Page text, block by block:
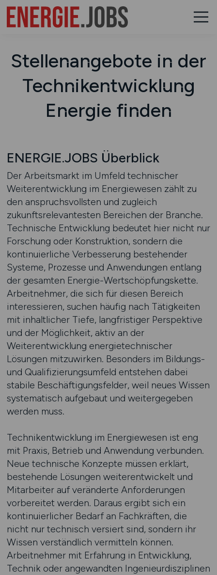
Stellenangebote in der
Technikentwicklung
Energie finden
ENERGIE.JOBS Überblick
Der Arbeitsmarkt im Umfeld technischer
Weiterentwicklung im Energiewesen zählt zu
den anspruchsvollsten und zugleich
zukunftsrelevantesten Bereichen der Branche.
Technische Entwicklung bedeutet hier nicht nur
Forschung oder Konstruktion, sondern die
kontinuierliche Verbesserung bestehender
Systeme, Prozesse und Anwendungen entlang
der gesamten Energie-Wertschöpfungskette.
Arbeitnehmer, die sich für diesen Bereich
interessieren, suchen häufig nach Tätigkeiten
mit inhaltlicher Tiefe, langfristiger Perspektive
und der Möglichkeit, aktiv an der
Weiterentwicklung energietechnischer
Lösungen mitzuwirken. Besonders im Bildungs-
und Qualifizierungsumfeld entstehen dabei
stabile Beschäftigungsfelder, weil neues Wissen
systematisch aufgebaut und weitergegeben
werden muss.
Technikentwicklung im Energiewesen ist eng
mit Praxis, Betrieb und Anwendung verbunden.
Neue technische Konzepte müssen erklärt,
bestehende Lösungen weiterentwickelt und
Mitarbeiter auf veränderte Anforderungen
vorbereitet werden. Daraus ergibt sich ein
kontinuierlicher Bedarf an Fachkräften, die
nicht nur technisch versiert sind, sondern ihr
Wissen verständlich vermitteln können.
Arbeitnehmer mit Erfahrung in Entwicklung,
Technik oder angewandten Ingenieurdisziplinen